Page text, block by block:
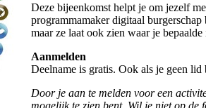
Deze bijeenkomst helpt je om jezelf
programmamaker digitaal
maar ze laat ook zien waar je
Aanmelden
Deelname is gratis. Ook als je geen
Door je aan te melden voor een
mogelijk te zien bent. Wil je niet op